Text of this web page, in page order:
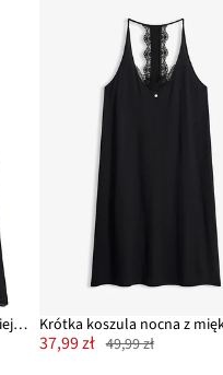
Krótka koszula nocna z miękkiej mieszanki wiskozy
37,99 zł 49,99 zł